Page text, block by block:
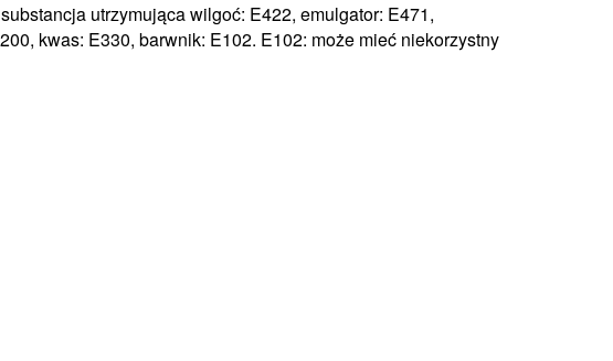
utrzymująca wilgoć: E422, emulgator: E471,
kwas: E330, barwnik: E102. E102: może mieć niekorzystny